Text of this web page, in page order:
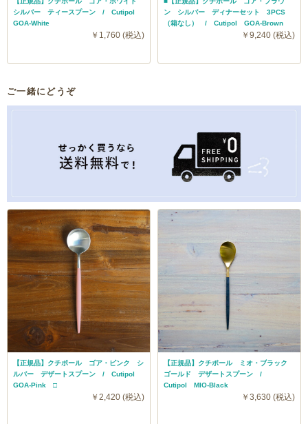
シルバー ティースプーン / Cutipol
GOA-White
￥1,760 (税込)
ン シルバー ディナーセット 3PCS
（箱なし） / Cutipol GOA-Brown
￥9,240 (税込)
ご一緒にどうぞ
【正規品】クチポール ゴア・ピンク シ
ルバー デザートスプーン / Cutipol
GOA-Pink □
￥2,420 (税込)
【正規品】クチポール ミオ・ブラック
ゴールド デザートスプーン /
Cutipol MIO-Black
￥3,630 (税込)